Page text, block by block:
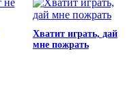
Хватит играть, дай
мне пожрать